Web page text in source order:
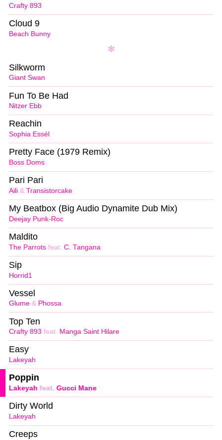
Crafty 893
Beach Bunny
Cloud 9
Giant Swan
Silkworm
Nitzer Ebb
Fun To Be Had
Sophia Essél
Reachin
Boss Doms
Pretty Face (1979 Remix)
Aili & Transistorcake
Pari Pari
Deejay Punk-Roc
My Beatbox (Big Audio Dynamite Dub Mix)
The Parrots feat. C. Tangana
Maldito
Horrid1
Sip
Glume & Phossa
Vessel
Crafty 893 feat. Manga Saint Hilare
Top Ten
Lakeyah
Easy
Lakeyah feat. Gucci Mane
Poppin
Lakeyah
Dirty World
Creeps